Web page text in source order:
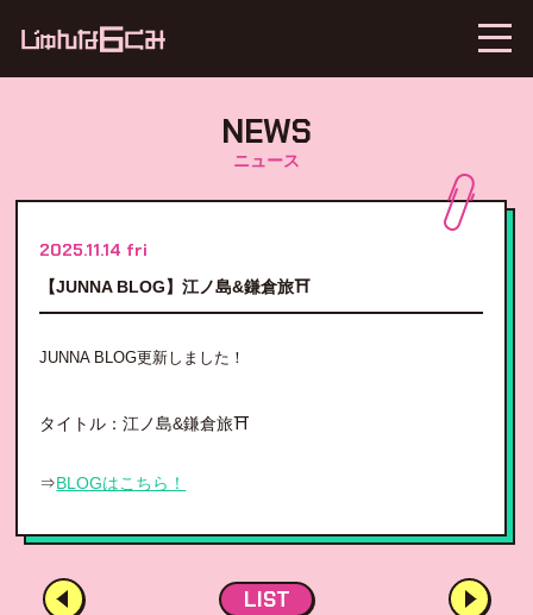
NEWS
ニュース
2025.11.14 fri
【JUNNA BLOG】江ノ島&鎌倉旅⛩️
JUNNA BLOG更新しました！
タイトル：江ノ島&鎌倉旅⛩️
⇒BLOGはこちら！
LIST